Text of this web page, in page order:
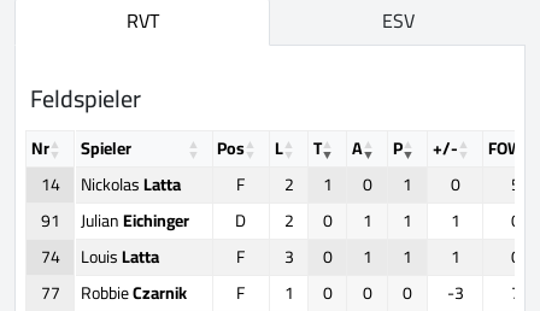
RVT ESV
Feldspieler
Nr Spieler Pos L T A P +/-
FOW
14
NickolasLatta F 2 1 0 1 0
5
91
JulianEichinger D 2 0 1 1 1
0
74
LouisLatta F 3 0 1 1 1
0
77
RobbieCzarnik F 1 0 0 0 -3
7